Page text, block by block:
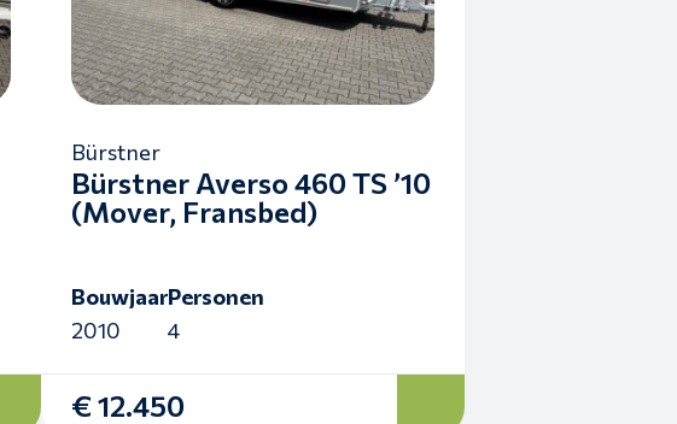
Bürstner
Bürstner Averso 460 TS ’10
(Mover, Fransbed)
Bouwjaar
2010
Personen
4
€ 12.450